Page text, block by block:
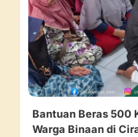
Bantuan Beras 500
Warga Binaan di